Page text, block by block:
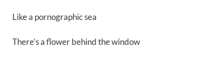
Like a pornographic sea
There’s a flower behind the window